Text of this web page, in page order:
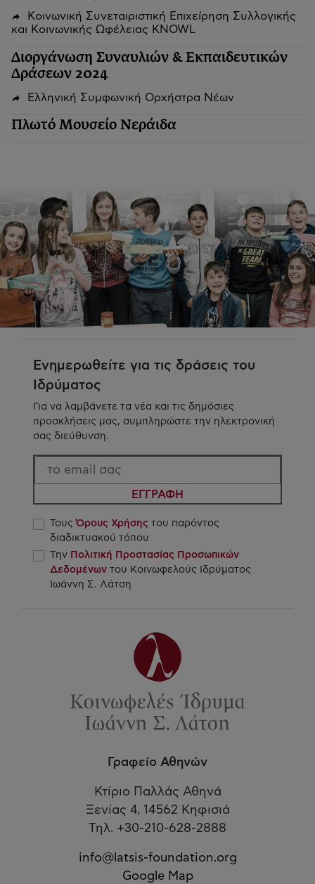
Κοινωνική Συνεταιριστική Επιχείρηση Συλλογικής
και Κοινωνικής Ωφέλειας KNOWL
Διοργάνωση Συναυλιών & Εκπαιδευτικών
Δράσεων 2024
Ελληνική Συμφωνική Ορχήστρα Νέων
Πλωτό Μουσείο Νεράιδα
Ενημερωθείτε για τις δράσεις του
Ιδρύματος
Για να λαμβάνετε τα νέα και τις δημόσιες
προσκλήσεις μας, συμπληρώστε την ηλεκτρονική
σας διεύθυνση.
ΕΓΓΡΑΦΗ
ΤουςΌρους Χρήσης του παρόντος
διαδικτυακού τόπου
Την Πολιτική Προστασίας Προσωπικών
Δεδομένων του Κοινωφελούς Ιδρύματος
Ιωάννη Σ. Λάτση
Γραφείο Αθηνών
Κτίριο Παλλάς Αθηνά
Ξενίας 4, 14562 Κηφισιά
Τηλ. +30-210-628-2888
info@latsis-foundation.org
Google Map